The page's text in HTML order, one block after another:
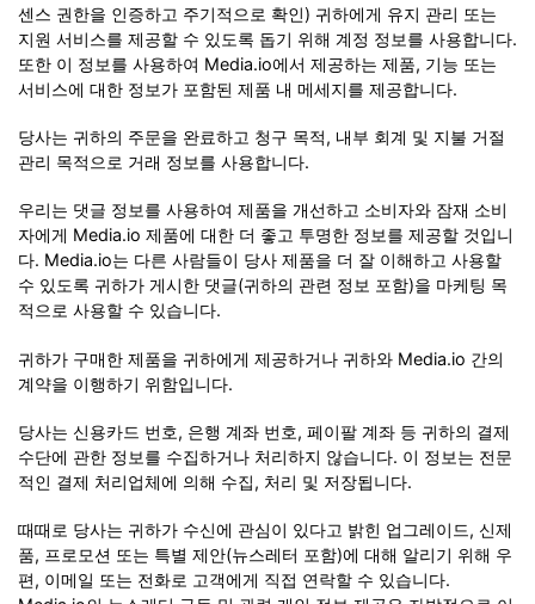
센스 권한을 인증하고 주기적으로 확인) 귀하에게 유지 관리 또는
지원 서비스를 제공할 수 있도록 돕기 위해 계정 정보를 사용합니다.
또한 이 정보를 사용하여 Media.io에서 제공하는 제품, 기능 또는
서비스에 대한 정보가 포함된 제품 내 메세지를 제공합니다.
당사는 귀하의 주문을 완료하고 청구 목적, 내부 회계 및 지불 거절
관리 목적으로 거래 정보를 사용합니다.
우리는 댓글 정보를 사용하여 제품을 개선하고 소비자와 잠재 소비
자에게 Media.io 제품에 대한 더 좋고 투명한 정보를 제공할 것입니
다. Media.io는 다른 사람들이 당사 제품을 더 잘 이해하고 사용할
수 있도록 귀하가 게시한 댓글(귀하의 관련 정보 포함)을 마케팅 목
적으로 사용할 수 있습니다.
귀하가 구매한 제품을 귀하에게 제공하거나 귀하와 Media.io 간의
계약을 이행하기 위함입니다.
당사는 신용카드 번호, 은행 계좌 번호, 페이팔 계좌 등 귀하의 결제
수단에 관한 정보를 수집하거나 처리하지 않습니다. 이 정보는 전문
적인 결제 처리업체에 의해 수집, 처리 및 저장됩니다.
때때로 당사는 귀하가 수신에 관심이 있다고 밝힌 업그레이드, 신제
품, 프로모션 또는 특별 제안(뉴스레터 포함)에 대해 알리기 위해 우
편, 이메일 또는 전화로 고객에게 직접 연락할 수 있습니다.